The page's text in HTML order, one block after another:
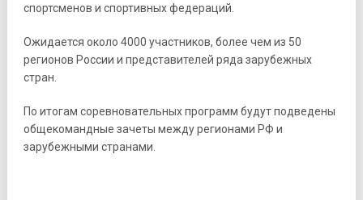
спортсменов и спортивных федераций.
Ожидается около 4000 участников, более чем из 50
регионов России и представителей ряда зарубежных
стран.
По итогам соревновательных программ будут подведены
общекомандные зачеты между регионами РФ и
зарубежными странами.